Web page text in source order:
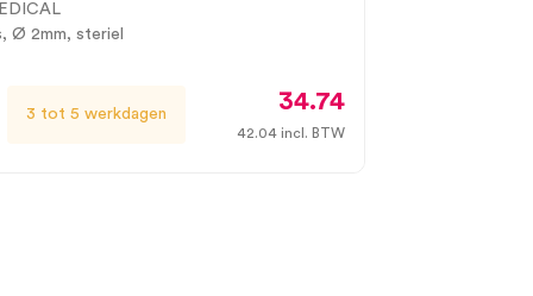
Ø 2mm, steriel
3 tot 5 werkdagen 34.74
42.04incl. BTW